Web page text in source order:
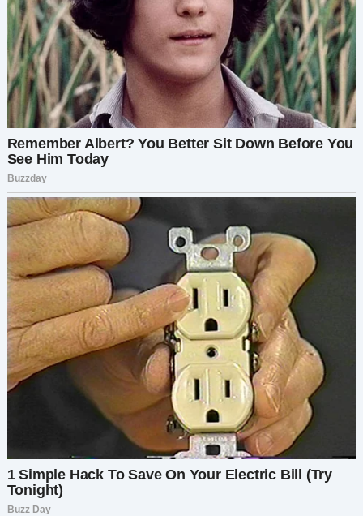
заново. Мы с Константином начали
планировать новую свадьбу — скромную,
только для нас двоих. Без отвлечений. Без
манипуляций.
Я написала маме письмо, в котором сказала, что
люблю её, но мне нужно пространство. Больше
я не позволю чувству вины или её страхам
управлять моей жизнью.
И когда я стояла у алтаря, глядя в глаза мужчине,
который ждал меня, который любил меня даже
тогда, когда я сама себя потеряла, я знала — я
сделала правильный выбор.
Впервые моя жизнь принадлежала только мне.
Жизнь испытывает нас, но только мы сами
решаем, как пройти через эти испытания.
Если вам понравилась эта история —
поделитесь ею с тем, кому она может помочь. И
не забудьте поставить лайк и подписаться на
больше подобных рассказов!